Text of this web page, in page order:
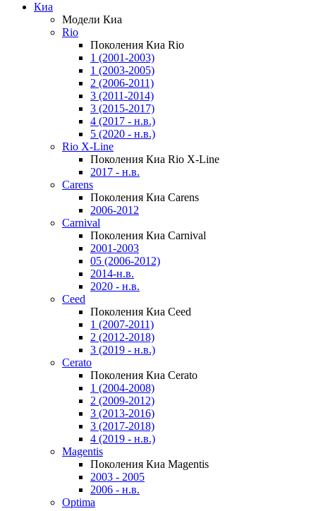
Киа
Модели Киа
Rio
Поколения Киа Rio
1 (2001-2003)
1 (2003-2005)
2 (2006-2011)
3 (2011-2014)
3 (2015-2017)
4 (2017 - н.в.)
5 (2020 - н.в.)
Rio X-Line
Поколения Киа Rio X-Line
2017 - н.в.
Carens
Поколения Киа Carens
2006-2012
Carnival
Поколения Киа Carnival
2001-2003
05 (2006-2012)
2014-н.в.
2020 - н.в.
Ceed
Поколения Киа Ceed
1 (2007-2011)
2 (2012-2018)
3 (2019 - н.в.)
Cerato
Поколения Киа Cerato
1 (2004-2008)
2 (2009-2012)
3 (2013-2016)
3 (2017-2018)
4 (2019 - н.в.)
Magentis
Поколения Киа Magentis
2003 - 2005
2006 - н.в.
Optima